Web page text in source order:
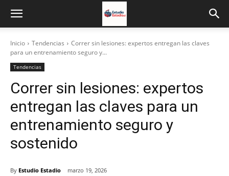
Inicio Tendencias
Correr sin lesiones: expertos entregan las claves
para un entrenamiento seguro y...
Tendencias
Correr sin lesiones: expertos
entregan las claves para un
entrenamiento seguro y
sostenido
By Estudio Estadio marzo 19, 2026